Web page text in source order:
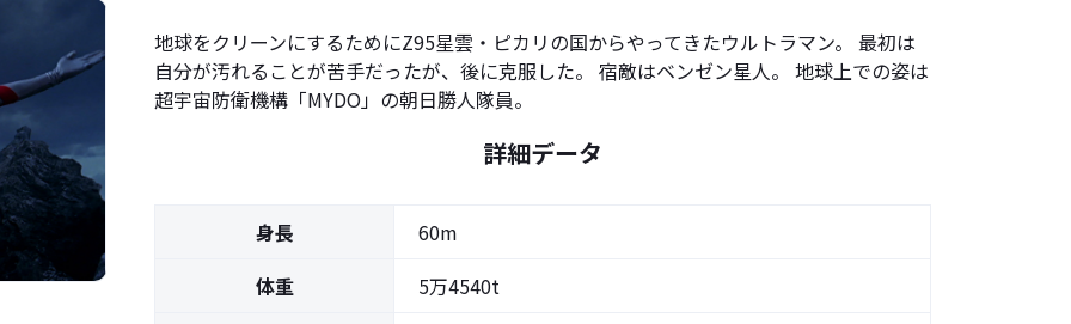
地球をクリーンにするためにZ95星雲・ピカリの国からやってきたウルトラマン。 最初は
自分が汚れることが苦手だったが、後に克服した。 宿敵はベンゼン星人。 地球上での姿は
超宇宙防衛機構「MYDO」の朝日勝人隊員。
詳細データ
身長
60m
体重
5万4540t